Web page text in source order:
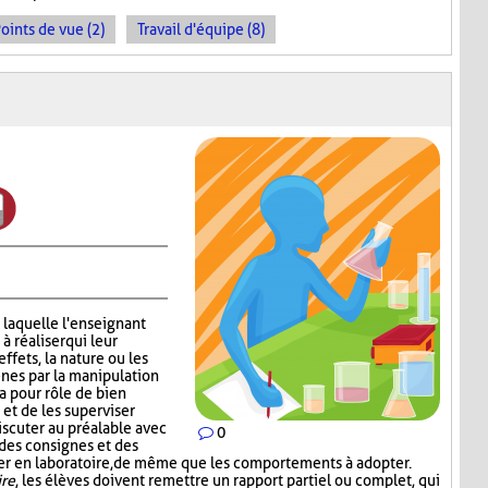
de vue (2) Travail d'équipe (8)
0
laquelle l'enseignant
réaliser qui leur
la nature ou les
par la manipulation
pour rôle de bien
de les superviser
au préalable avec
consignes et des
en laboratoire, de même que les comportements à adopter.
, les élèves doivent remettre un rapport partiel ou complet, qui